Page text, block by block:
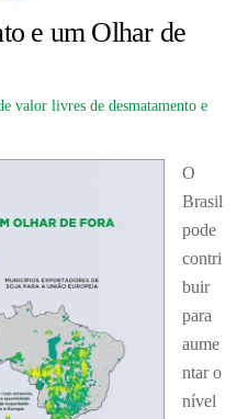
e um Olhar de
valor livres de desmatamento e
O
Brasil
pode
contri
buir
para
aume
ntar o
nível